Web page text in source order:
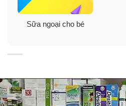
các bé sẽ thích thú mà còn tiện
loại sữa có hàm lượng dinh
hiệu Abbott Hoa Kỳ.
Sữa ngoại cho bé